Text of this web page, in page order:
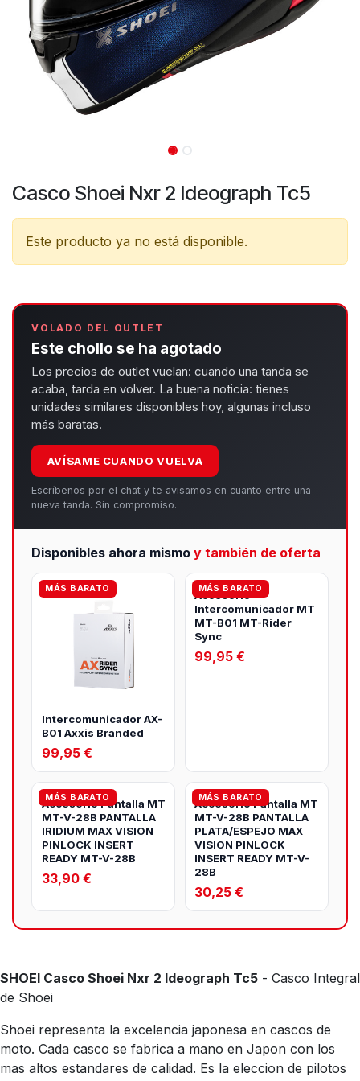
Casco Shoei Nxr 2 Ideograph Tc5
Este producto ya no está disponible.
VOLADO DEL OUTLET
Este chollo se ha agotado
Los precios de outlet vuelan: cuando una tanda se
acaba, tarda en volver. La buena noticia: tienes
unidades similares disponibles hoy, algunas incluso
más baratas.
AVÍSAME CUANDO VUELVA
Escríbenos por el chat y te avisamos en cuanto entre una
nueva tanda. Sin compromiso.
Disponibles ahora mismoy también de oferta
MÁS BARATO
Intercomunicador AX-
B01 Axxis Branded
99,95 €
MÁS BARATO
Accesorio
Intercomunicador MT
MT-B01 MT-Rider
Sync
99,95 €
MÁS BARATO
Accesorio Pantalla MT
MT-V-28B PANTALLA
IRIDIUM MAX VISION
PINLOCK INSERT
READY MT-V-28B
33,90 €
MÁS BARATO
Accesorio Pantalla MT
MT-V-28B PANTALLA
PLATA/ESPEJO MAX
VISION PINLOCK
INSERT READY MT-V-
28B
30,25 €
SHOEI Casco Shoei Nxr 2 Ideograph Tc5 - Casco Integral
de Shoei
Shoei representa la excelencia japonesa en cascos de
moto. Cada casco se fabrica a mano en Japon con los
mas altos estandares de calidad. Es la eleccion de pilotos